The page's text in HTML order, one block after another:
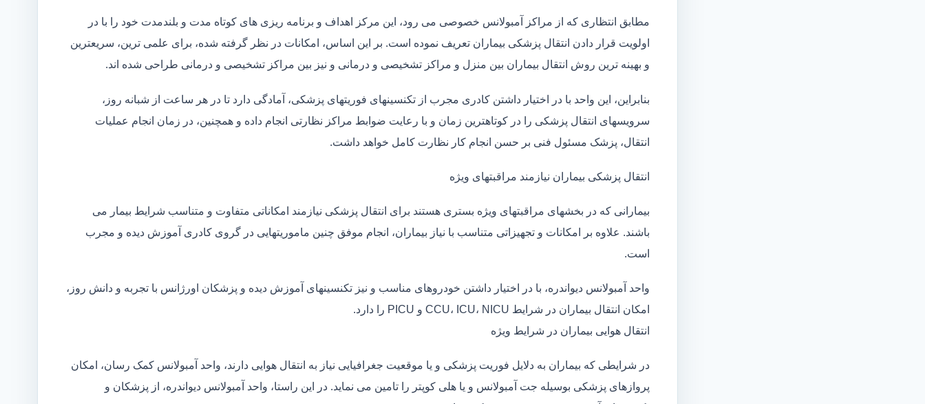
مطابق انتظاری که از مراکز آمبولانس خصوصی می رود، این مرکز اهداف و برنامه ریزی های کوتاه مدت و بلندمدت خود را با در
اولویت قرار دادن انتقال پزشکی بیماران تعریف نموده است. بر این اساس، امکانات در نظر گرفته شده، برای علمی ترین، سریعترین
و بهینه ترین روش انتقال بیماران بین منزل و مراکز تشخیصی و درمانی و نیز بین مراکز تشخیصی و درمانی طراحی شده اند.
بنابراین، این واحد با در اختیار داشتن کادری مجرب از تکنسینهای فوریتهای پزشکی، آمادگی دارد تا در هر ساعت از شبانه روز،
سرویسهای انتقال پزشکی را در کوتاهترین زمان و با رعایت ضوابط مراکز نظارتی انجام داده و همچنین، در زمان انجام عملیات
انتقال، پزشک مسئول فنی بر حسن انجام کار نظارت کامل خواهد داشت.
انتقال پزشکی بیماران نیازمند مراقبتهای ویژه
بیمارانی که در بخشهای مراقبتهای ویژه بستری هستند برای انتقال پزشکی نیازمند امکاناتی متفاوت و متناسب شرایط بیمار می
باشند. علاوه بر امکانات و تجهیزاتی متناسب با نیاز بیماران، انجام موفق چنین ماموریتهایی در گروی کادری آموزش دیده و مجرب
است.
واحد آمبولانس دیواندره، با در اختیار داشتن خودروهای مناسب و نیز تکنسینهای آموزش دیده و پزشکان اورژانس با تجربه و دانش روز،
امکان انتقال بیماران در شرایط CCU، ICU، NICU و PICU را دارد.
انتقال هوایی بیماران در شرایط ویژه
در شرایطی که بیماران به دلایل فوریت پزشکی و یا موقعیت جغرافیایی نیاز به انتقال هوایی دارند، واحد آمبولانس کمک رسان، امکان
پروازهای پزشکی بوسیله جت آمبولانس و یا هلی کوپتر را تامین می نماید. در این راستا، واحد آمبولانس دیواندره، از پزشکان و